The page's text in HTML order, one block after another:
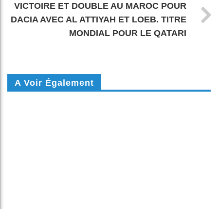
VICTOIRE ET DOUBLE AU MAROC POUR
DACIA AVEC AL ATTIYAH ET LOEB. TITRE
MONDIAL POUR LE QATARI
A Voir Également